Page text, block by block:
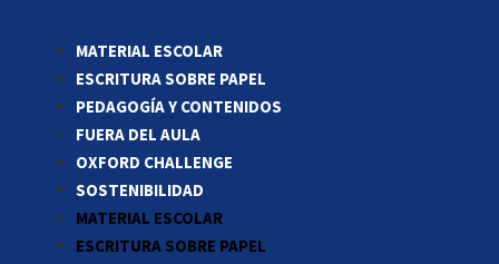
MATERIAL ESCOLAR
ESCRITURA SOBRE PAPEL
PEDAGOGÍA Y CONTENIDOS
FUERA DEL AULA
OXFORD CHALLENGE
SOSTENIBILIDAD
MATERIAL ESCOLAR
ESCRITURA SOBRE PAPEL